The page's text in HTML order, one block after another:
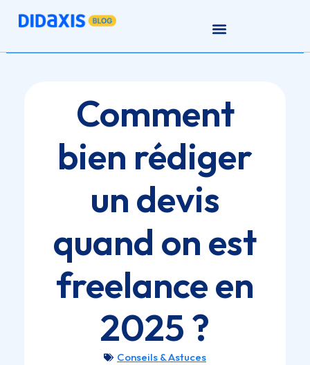
Comment
bien rédiger
un devis
quand on est
freelance en
2025 ?
Conseils & Astuces